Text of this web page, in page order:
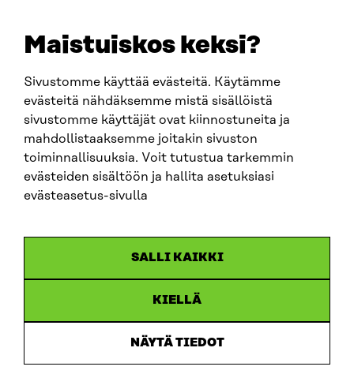
Maistuiskos keksi?
Sivustomme käyttää evästeitä. Käytämme
evästeitä nähdäksemme mistä sisällöistä
sivustomme käyttäjät ovat kiinnostuneita ja
mahdollistaaksemme joitakin sivuston
toiminnallisuuksia. Voit tutustua tarkemmin
evästeiden sisältöön ja hallita asetuksiasi
evästeasetus-sivulla
SALLI KAIKKI
KIELLÄ
NÄYTÄ TIEDOT
SITRA SOSIAALISESSA MEDIASSA
LinkedIn
Instagram
YouTube
Saavutettavuusseloste
Asiakirjajulkisuus